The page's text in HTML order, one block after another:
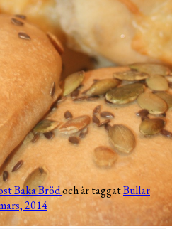
BakaBrödoch är taggatBullar
2014